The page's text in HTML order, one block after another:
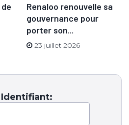
Renaloo renouvelle sa
gouvernance pour
porter son...
23 juillet 2026
Identifiant: